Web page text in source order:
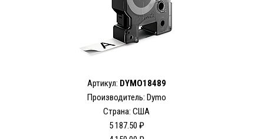
Артикул: DYMO18489
Производитель: Dymo
Страна: США
5 187.50 ₽